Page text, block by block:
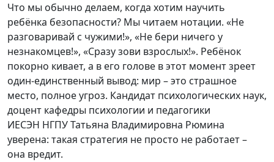
Что мы обычно делаем, когда хотим научить
ребёнка безопасности? Мы читаем нотации. «Не
разговаривай с чужими!», «Не бери ничего у
незнакомцев!», «Сразу зови взрослых!». Ребёнок
покорно кивает, а в его голове в этот момент зреет
один-единственный вывод: мир – это страшное
место, полное угроз. Кандидат психологических наук,
доцент кафедры психологии и педагогики
ИЕСЭН НГПУ Татьяна Владимировна Рюмина
уверена: такая стратегия не просто не работает –
она вредит.